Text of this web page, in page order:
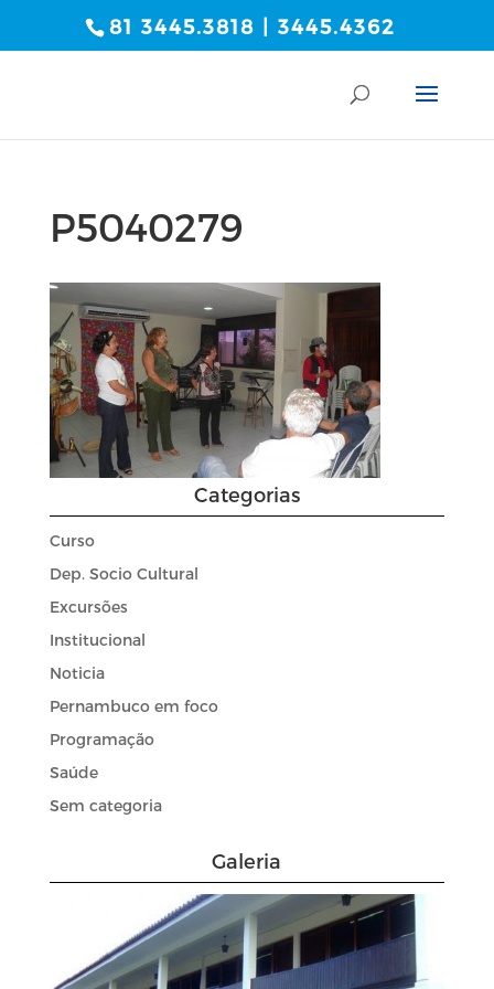
81 3445.3818 | 3445.4362
P5040279
Categorias
Curso
Dep. Socio Cultural
Excursões
Institucional
Noticia
Pernambuco em foco
Programação
Saúde
Sem categoria
Galeria